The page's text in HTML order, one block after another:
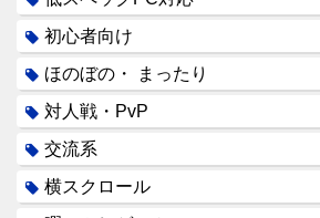
初心者向け
ほのぼの・ まったり
対人戦・PvP
交流系
横スクロール